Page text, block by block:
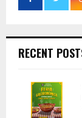
RECENT